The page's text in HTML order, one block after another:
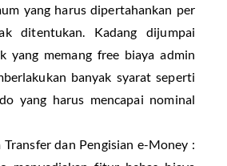
yang harus dipertahankan per
ditentukan. Kadang dijumpai
yang memang free biaya admin
banyak syarat seperti
yang harus mencapai nominal
Transfer dan Pengisian e-Money :